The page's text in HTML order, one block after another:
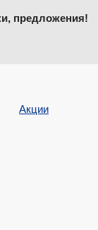
предложения!
Акции